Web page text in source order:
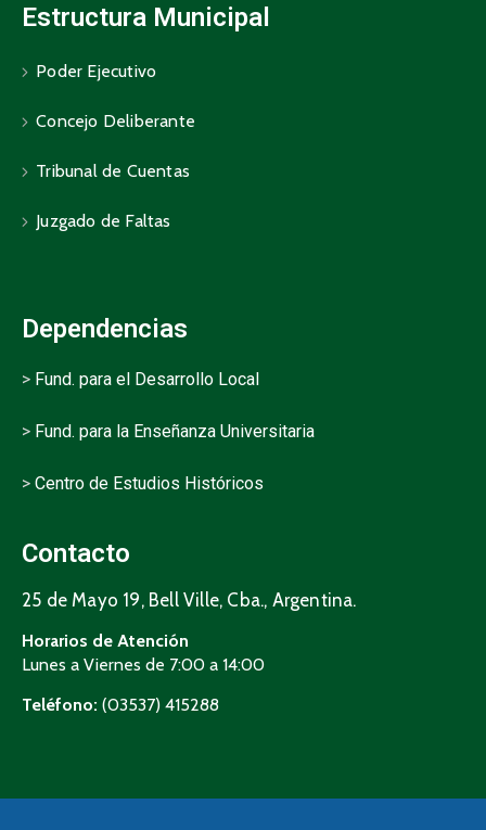
Estructura Municipal
Poder Ejecutivo
Concejo Deliberante
Tribunal de Cuentas
Juzgado de Faltas
Dependencias
> Fund. para el Desarrollo Local
> Fund. para la Enseñanza Universitaria
> Centro de Estudios Históricos
Contacto
25 de Mayo 19, Bell Ville, Cba., Argentina.
Horarios de Atención
Lunes a Viernes de 7:00 a 14:00
Teléfono: (03537) 415288